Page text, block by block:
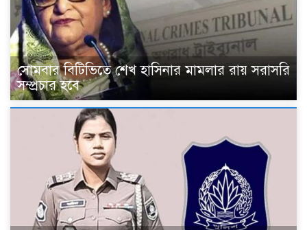
সোমবার বিটিভিতে শেখ হাসিনার মামলার রায় সরাসরি
সম্প্রচার হবে